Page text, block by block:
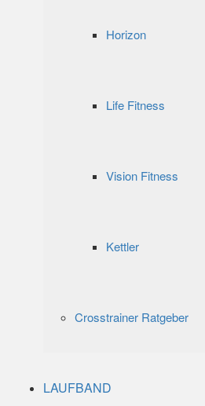
Horizon
Life Fitness
Vision Fitness
Kettler
Crosstrainer Ratgeber
LAUFBAND